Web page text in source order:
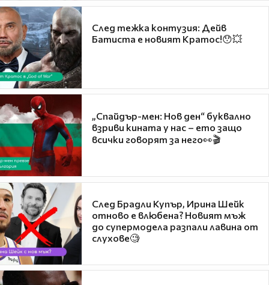
След тежка контузия: Дейв
Батиста е новият Кратос!😯💥
„Спайдър-мен: Нов ден“ буквално
взриви кината у нас – ето защо
всички говорят за него👀🎬
След Брадли Купър, Ирина Шейк
отново е влюбена? Новият мъж
до супермодела разпали лавина от
слухове🧐